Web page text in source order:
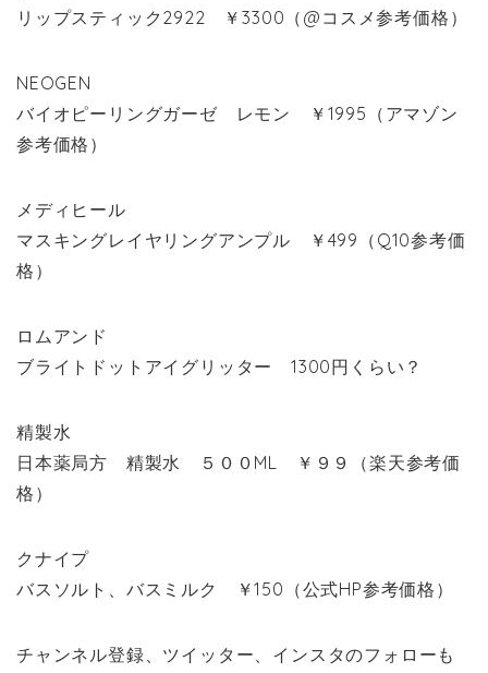
リップスティック2922 ￥3300（@コスメ参考価格）
NEOGEN
バイオピーリングガーゼ レモン ￥1995（アマゾン
参考価格）
メディヒール
マスキングレイヤリングアンプル ￥499（Q10参考価
格）
ロムアンド
ブライトドットアイグリッター 1300円くらい？
精製水
日本薬局方 精製水 ５００ML ￥９９（楽天参考価
格）
クナイプ
バスソルト、バスミルク ￥150（公式HP参考価格）
チャンネル登録、ツイッター、インスタのフォローも